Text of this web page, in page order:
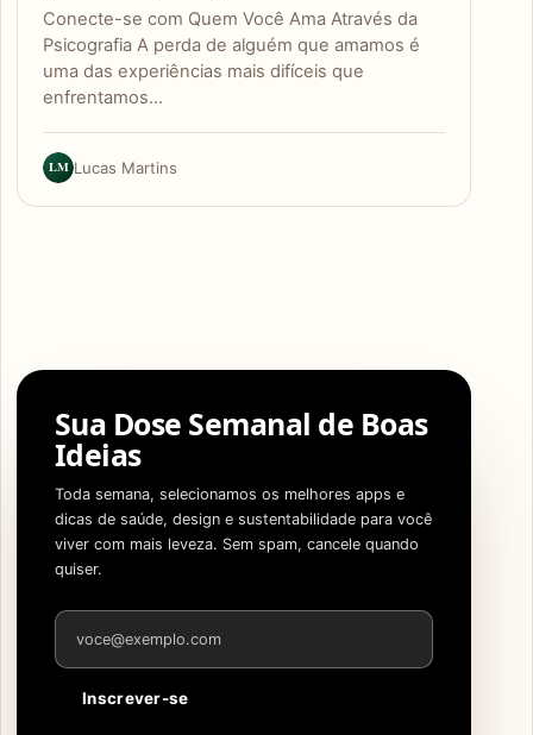
Conecte-se com Quem Você Ama Através da
Psicografia A perda de alguém que amamos é
uma das experiências mais difíceis que
enfrentamos…
LM Lucas Martins
Sua Dose Semanal de Boas
Ideias
Toda semana, selecionamos os melhores apps e
dicas de saúde, design e sustentabilidade para você
viver com mais leveza. Sem spam, cancele quando
quiser.
Endereço de e-mail
Inscrever-se